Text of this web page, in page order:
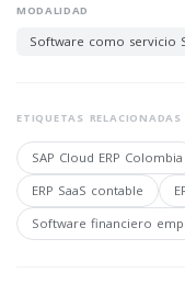
MODALIDAD
Software como servicio
ETIQUETAS RELACIONADAS
SAP Cloud ERP Colombia
ERP SaaS contable
Software financiero